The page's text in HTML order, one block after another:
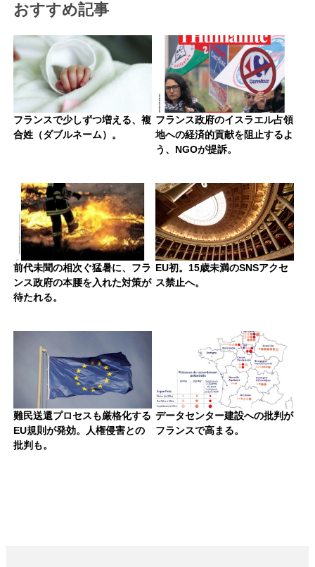
おすすめ記事
フランスで少しずつ増える、複
合姓（ダブルネーム）。
フランス政府のイスラエル占領
地への経済的貢献を阻止するよ
う、NGOが提訴。
前代未聞の相次ぐ猛暑に、フラ
ンス政府の本腰を入れた対策が
待たれる。
EU初。15歳未満のSNSアクセ
ス禁止へ。
難民送還プロセスも厳格化する
EU規則が発効。人権侵害との
批判も。
データセンター建設への批判が
フランスで高まる。